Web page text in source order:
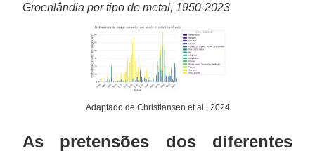
Groenlândia por tipo de metal, 1950-2023
Adaptado de Christiansen et al., 2024
As pretensões dos diferentes